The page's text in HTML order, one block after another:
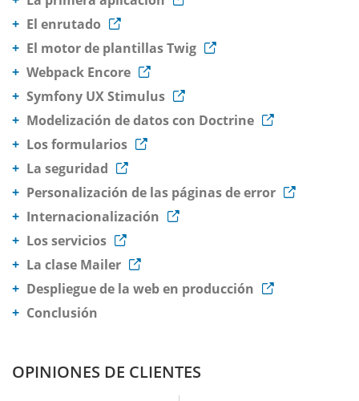
El enrutado
El motor de plantillas Twig
Webpack Encore
Symfony UX Stimulus
Modelización de datos con Doctrine
Los formularios
La seguridad
Personalización de las páginas de error
Internacionalización
Los servicios
La clase Mailer
Despliegue de la web en producción
Conclusión
OPINIONES DE CLIENTES